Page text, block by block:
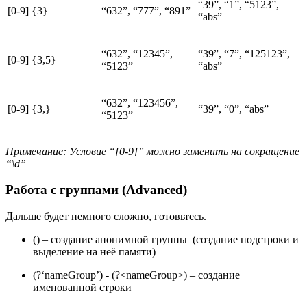
[0-9] {3} “632”, “777”, “891”
“39”, “1”, “5123”,
“abs”
[0-9] {3,5}
“632”, “12345”,
“5123”
“39”, “7”, “125123”,
“abs”
[0-9] {3,}
“632”, “123456”,
“5123”
“39”, “0”, “abs”
Примечание: Условие “[0-9]” можно заменить на сокращение
“\d”
Работа с группами (Advanced)
Дальше будет немного сложно, готовьтесь.
() – создание анонимной группы (создание подстроки и
выделение на неё памяти)
(?‘nameGroup’) - (?<nameGroup>) – создание
именованной строки